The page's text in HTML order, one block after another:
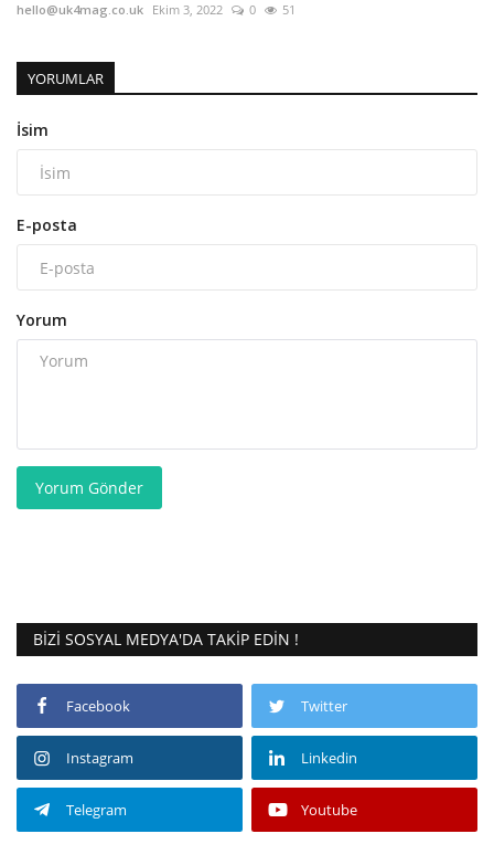
hello@uk4mag.co.uk Ekim 3, 2022 0 51
YORUMLAR
İsim
E-posta
Yorum
Yorum Gönder
BIZI SOSYAL MEDYA'DA TAKIP EDIN !
Facebook Twitter
Instagram Linkedin
Telegram Youtube